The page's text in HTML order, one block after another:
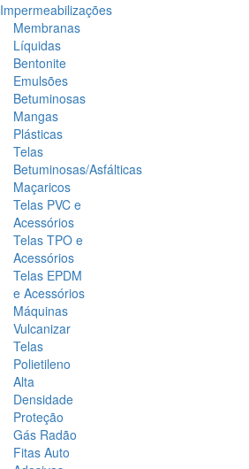
Impermeabilizações
Membranas
Líquidas
Bentonite
Emulsões
Betuminosas
Mangas
Plásticas
Telas
Betuminosas/Asfálticas
Maçaricos
Telas PVC e
Acessórios
Telas TPO e
Acessórios
Telas EPDM
e Acessórios
Máquinas
Vulcanizar
Telas
Polietileno
Alta
Densidade
Proteção
Gás Radão
Fitas Auto